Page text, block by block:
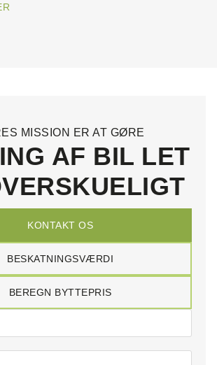
MISSION ER AT GØRE
AF BIL LET
KONTAKT OS
BESKATNINGSVÆRDI
BEREGN BYTTEPRIS